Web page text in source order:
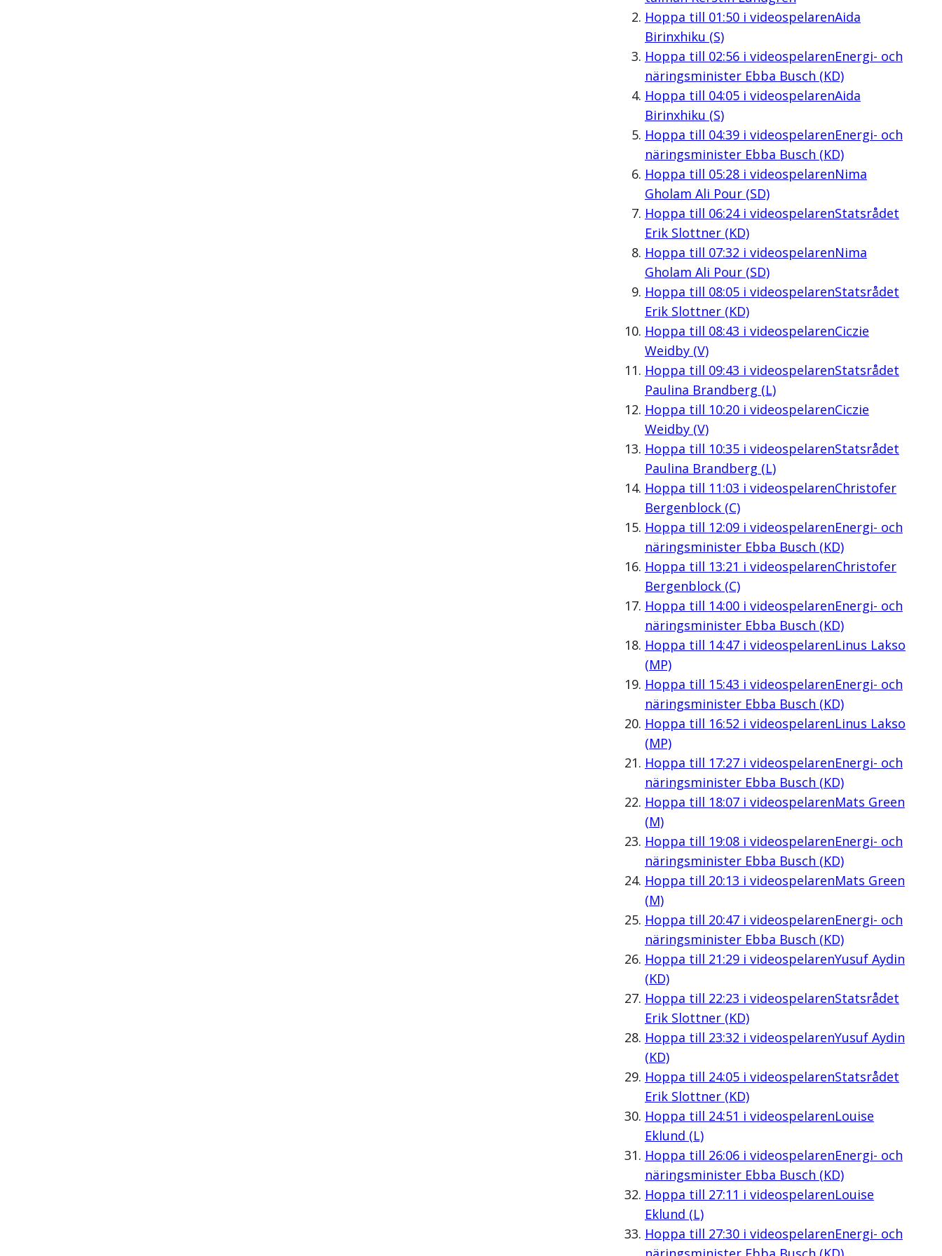
Hoppa till 01:50i videospelarenAida
Birinxhiku (S)
Hoppa till 02:56i videospelarenEnergi- och
näringsminister Ebba Busch (KD)
Hoppa till 04:05i videospelarenAida
Birinxhiku (S)
Hoppa till 04:39i videospelarenEnergi- och
näringsminister Ebba Busch (KD)
Hoppa till 05:28i videospelarenNima
Gholam Ali Pour (SD)
Hoppa till 06:24i videospelarenStatsrådet
Erik Slottner (KD)
Hoppa till 07:32 i videospelarenNima
Gholam Ali Pour (SD)
Hoppa till 08:05i videospelarenStatsrådet
Erik Slottner (KD)
Hoppa till 08:43 i videospelarenCiczie
Weidby (V)
Hoppa till 09:43 i videospelarenStatsrådet
Paulina Brandberg (L)
Hoppa till 10:20i videospelarenCiczie
Weidby (V)
Hoppa till 10:35i videospelarenStatsrådet
Paulina Brandberg (L)
Hoppa till 11:03 i videospelarenChristofer
Bergenblock (C)
Hoppa till 12:09i videospelarenEnergi- och
näringsminister Ebba Busch (KD)
Hoppa till 13:21 i videospelarenChristofer
Bergenblock (C)
Hoppa till 14:00i videospelarenEnergi- och
näringsminister Ebba Busch (KD)
Hoppa till 14:47i videospelarenLinus Lakso
(MP)
Hoppa till 15:43 i videospelarenEnergi- och
näringsminister Ebba Busch (KD)
Hoppa till 16:52 i videospelarenLinus Lakso
(MP)
Hoppa till 17:27i videospelarenEnergi- och
näringsminister Ebba Busch (KD)
Hoppa till 18:07i videospelarenMats Green
(M)
Hoppa till 19:08i videospelarenEnergi- och
näringsminister Ebba Busch (KD)
Hoppa till 20:13 i videospelarenMats Green
(M)
Hoppa till 20:47i videospelarenEnergi- och
näringsminister Ebba Busch (KD)
Hoppa till 21:29i videospelarenYusuf Aydin
(KD)
Hoppa till 22:23 i videospelarenStatsrådet
Erik Slottner (KD)
Hoppa till 23:32 i videospelarenYusuf Aydin
(KD)
Hoppa till 24:05i videospelarenStatsrådet
Erik Slottner (KD)
Hoppa till 24:51 i videospelarenLouise
Eklund (L)
Hoppa till 26:06i videospelarenEnergi- och
näringsminister Ebba Busch (KD)
Hoppa till 27:11 i videospelarenLouise
Eklund (L)
Hoppa till 27:30i videospelarenEnergi- och